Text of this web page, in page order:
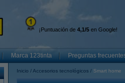
¡Puntuación de 4,1/5 en Google!
Marca 123tinta Preguntas
Inicio Accesorios tecnológicos Smart home